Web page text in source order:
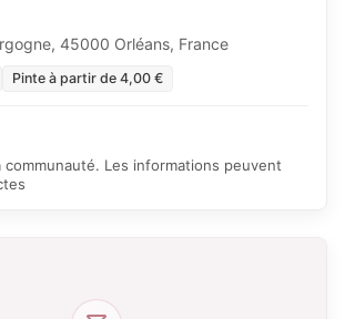
45000 Orléans, France
Pinte à partir de 4,00 €
communauté. Les informations peuvent